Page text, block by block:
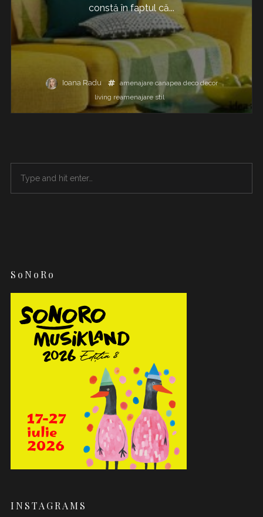
constă în faptul că...
Ioana Radu amenajare canapea deco decor
living reamenajare stil
SoNoRo
INSTAGRAMS